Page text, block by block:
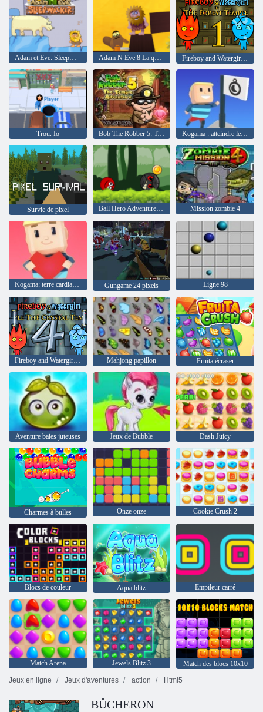
Adam et Eve: Sleepwalker Adam N Eve 8 La quête de l'amour Fireboy and Watergirl 1: Temple de forêt
Trou. Io Bob The Robber 5: Temple Adventure Kogama : atteindre le drapeau
Survie de pixel Ball Hero Adventure: Balle Bounce Rouge Mission zombie 4
Kogama: terre cardiaque Gungame 24 pixels Ligne 98
Fireboy and Watergirl 4: The Crystal Temple Mahjong papillon Fruita écraser
Aventure baies juteuses Jeux de Bubble Dash Juicy
Charmes à bulles Onze onze Cookie Crush 2
Blocs de couleur Aqua blitz Empileur carré
Match Arena Jewels Blitz 3
Match des blocs 10x10
Jeux en ligne
Jeux d'aventures action Html5
BÛCHERON